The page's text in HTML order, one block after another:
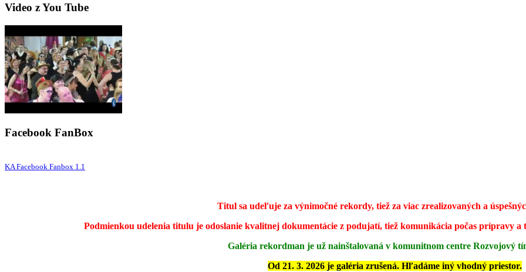
Video z You Tube
Facebook FanBox
KA Facebook Fanbox 1.1
Titul sa udeľuje za výnimočné rekordy, tiež za viac zrealizovaných a
Podmienkou udelenia titulu je odoslanie kvalitnej dokumentácie z podujatí, tiež komunikácia počas prípravy
Galéria rekordman je už nainštalovaná v komunitnom centre Rozvojový
Od 21. 3. 2026 je galéria zrušená. Hľadáme iný vhodný priestor.